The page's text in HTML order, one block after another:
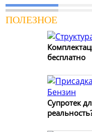
ПОЛЕЗНОЕ
бесплатно
Супротек